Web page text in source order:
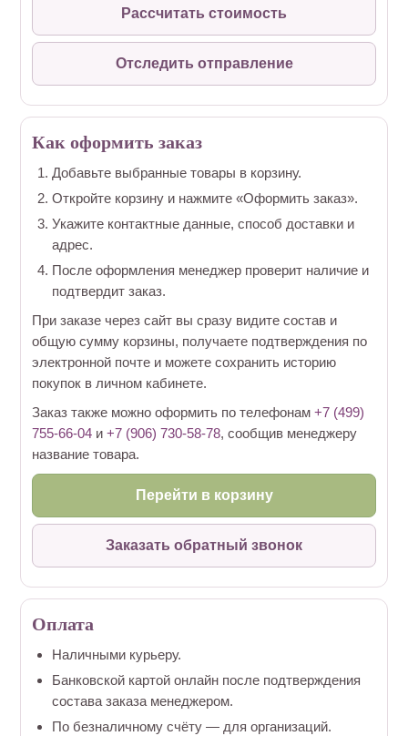
Рассчитать стоимость
Отследить отправление
Как оформить заказ
Добавьте выбранные товары в корзину.
Откройте корзину и нажмите «Оформить заказ».
Укажите контактные данные, способ доставки и
адрес.
После оформления менеджер проверит наличие и
подтвердит заказ.
При заказе через сайт вы сразу видите состав и
общую сумму корзины, получаете подтверждения по
электронной почте и можете сохранить историю
покупок в личном кабинете.
Заказ также можно оформить по телефонам +7 (499)
755-66-04 и +7 (906) 730-58-78, сообщив менеджеру
название товара.
Перейти в корзину
Заказать обратный звонок
Оплата
Наличными курьеру.
Банковской картой онлайн после подтверждения
состава заказа менеджером.
По безналичному счёту — для организаций.